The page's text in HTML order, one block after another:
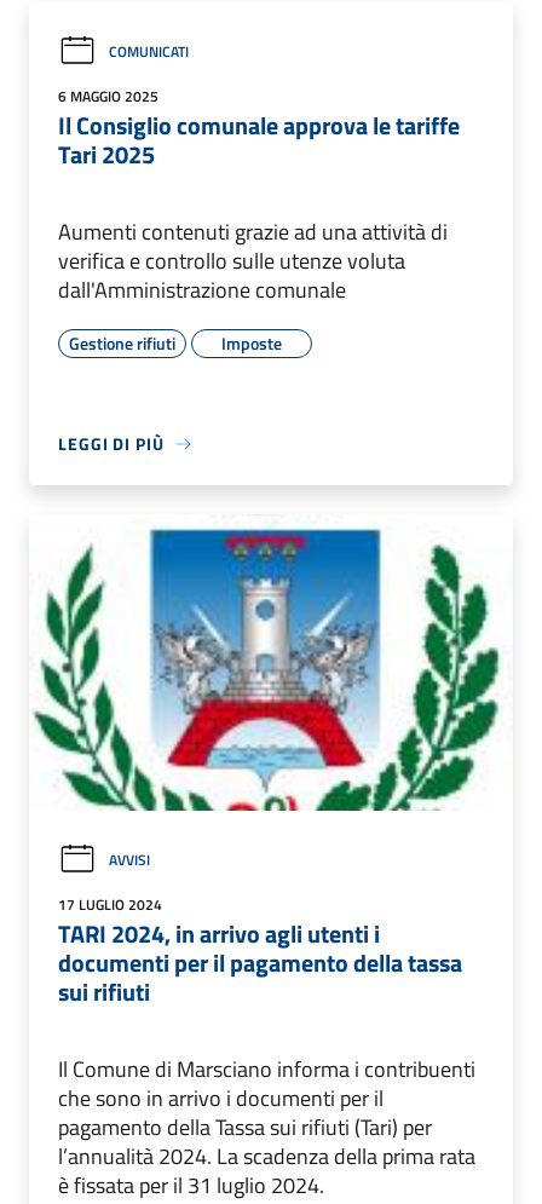
COMUNICATI
6 MAGGIO 2025
Il Consiglio comunale approva le tariffe
Tari 2025
Aumenti contenuti grazie ad una attività di
verifica e controllo sulle utenze voluta
dall'Amministrazione comunale
Gestione rifiuti Imposte
LEGGI DI PIÙ
AVVISI
17 LUGLIO 2024
TARI 2024, in arrivo agli utenti i
documenti per il pagamento della tassa
sui rifiuti
Il Comune di Marsciano informa i contribuenti
che sono in arrivo i documenti per il
pagamento della Tassa sui rifiuti (Tari) per
l’annualità 2024. La scadenza della prima rata
è fissata per il 31 luglio 2024.